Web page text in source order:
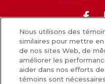
Comment nous
Nous utilisons des
similaires pour mettre
de nos sites Web, de
améliorer les
aider dans nos efforts
témoins sont